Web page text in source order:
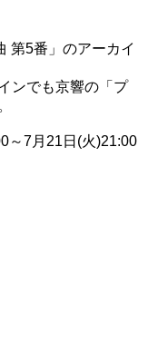
第5番」のアーカイ
ンでも京響の「プ
～7月21日(火)21:00